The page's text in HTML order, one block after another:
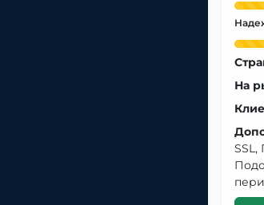
На
SSL,